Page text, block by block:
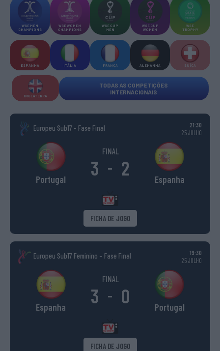
WSE MEN
CHAMPIONS
WSE WOMEN
CHAMPIONS
WSE CUP
MEN
WSE CUP
WOMEN
WSE
TROPHY
ESPANHA ITÁLIA FRANÇA ALEMANHA SUÍÇA
INGLATERRA
TODAS AS COMPETIÇÕES
INTERNACIONAIS
Europeu Sub17 - Fase Final
21:30
25 JULHO
Portugal
FINAL
3 - 2 Espanha
FICHA DE JOGO
Europeu Sub17 Feminino – Fase Final
19:30
25 JULHO
Espanha
FINAL
3 - 0 Portugal
FICHA DE JOGO